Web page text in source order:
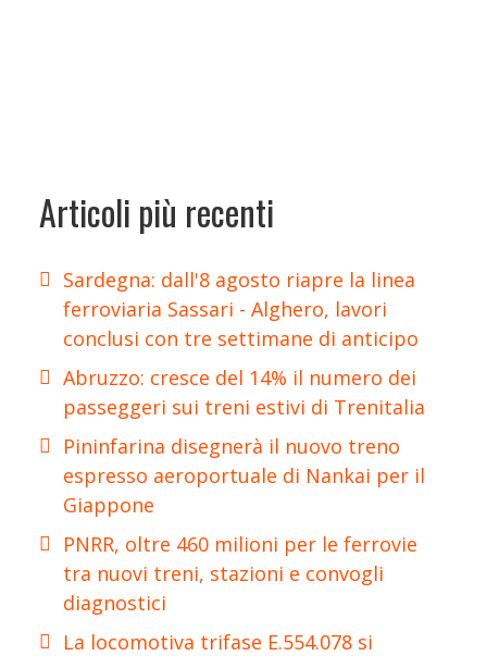
Articoli più recenti
Sardegna: dall'8 agosto riapre la linea
ferroviaria Sassari - Alghero, lavori
conclusi con tre settimane di anticipo
Abruzzo: cresce del 14% il numero dei
passeggeri sui treni estivi di Trenitalia
Pininfarina disegnerà il nuovo treno
espresso aeroportuale di Nankai per il
Giappone
PNRR, oltre 460 milioni per le ferrovie
tra nuovi treni, stazioni e convogli
diagnostici
La locomotiva trifase E.554.078 si